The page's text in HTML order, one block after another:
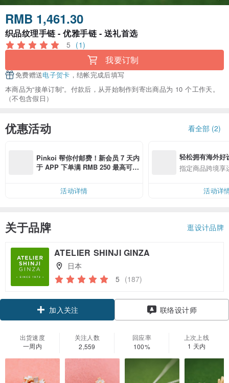
RMB 1,461.30
织品纹理手链 - 优雅手链 - 送礼首选
5 (1)
我要订制
免费赠送电子贺卡 ，结帐完成后填写
本商品为“接单订制”。付款后，从开始制作到寄出商品为 10 个工作天。
（不包含假日）
优惠活动 看全部 (2)
Pinkoi 帮你付邮费！新会员 7 天内
于 APP 下单满 RMB 250 最高可折
活动详情
轻松拥有海外好
指定商品跨境享
活动详
关于品牌 逛设计品牌
ATELIER SHINJI GINZA
日本
5 (187)
领优惠券
加入关注
联络设计师
出货速度
一周内
关注人数
2,559
回应率
100%
上次上线
1 天内